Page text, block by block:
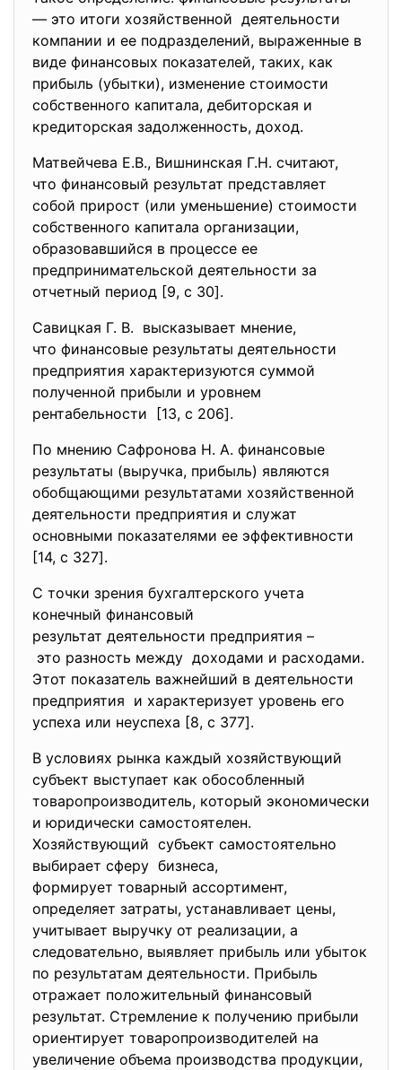
— это итоги хозяйственной деятельности
компании и ее подразделений, выраженные в
виде финансовых показателей, таких, как
прибыль (убытки), изменение стоимости
собственного капитала, дебиторская и
кредиторская задолженность, доход.
Матвейчева Е.В., Вишнинская Г.Н. считают,
что финансовый результат представляет
собой прирост (или уменьшение) стоимости
собственного капитала организации,
образовавшийся в процессе ее
предпринимательской деятельности за
отчетный период [9, c 30].
Савицкая Г. В. высказывает мнение,
что финансовые результаты деятельности
предприятия характеризуются суммой
полученной прибыли и уровнем
рентабельности [13, c 206].
По мнению Сафронова Н. А. финансовые
результаты (выручка, прибыль) являются
обобщающими результатами хозяйственной
деятельности предприятия и служат
основными показателями ее эффективности
[14, c 327].
С точки зрения бухгалтерского учета
конечный финансовый
результат деятельности предприятия –
это разность между доходами и расходами.
Этот показатель важнейший в деятельности
предприятия и характеризует уровень его
успеха или неуспеха [8, c 377].
В условиях рынка каждый хозяйствующий
субъект выступает как обособленный
товаропроизводитель, который экономически
и юридически самостоятелен.
Хозяйствующий субъект самостоятельно
выбирает сферу бизнеса,
формирует товарный ассортимент,
определяет затраты, устанавливает цены,
учитывает выручку от реализации, а
следовательно, выявляет прибыль или убыток
по результатам деятельности. Прибыль
отражает положительный финансовый
результат. Стремление к получению прибыли
ориентирует товаропроизводителей на
увеличение объема производства продукции,